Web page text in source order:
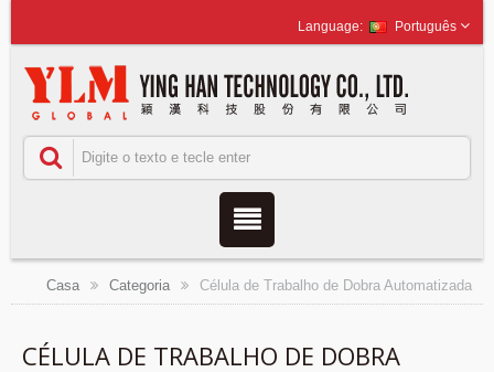
Português
Casa Categoria Célula de Trabalho de Dobra Automatizada
CÉLULA DE TRABALHO DE DOBRA